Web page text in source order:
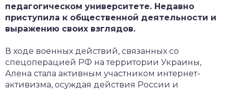
педагогическом университете. Недавно
приступила к общественной деятельности и
выражению своих взглядов.
В ходе военных действий, связанных со
спецоперацией РФ на территории Украины,
Алена стала активным участником интернет-
активизма, осуждая действия России и